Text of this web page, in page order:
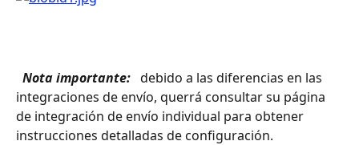
Nota importante: debido a las diferencias en las
integraciones de envío, querrá consultar su página
de integración de envío individual para obtener
instrucciones detalladas de configuración.